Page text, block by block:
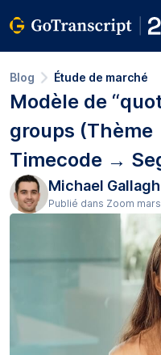
Blog Étude de marché
Modèle de
groups
Timecode →
Michael
Publié dans Zoom mars